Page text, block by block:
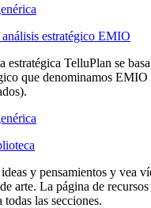
estratégico EMIO
estratégica TelluPlan se
que denominamos
y pensamientos y vea
arte. La página de
las secciones.